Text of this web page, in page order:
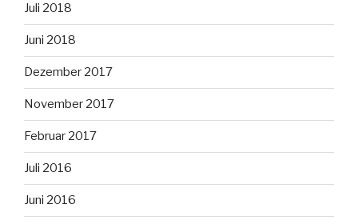
Juli 2018
Juni 2018
Dezember 2017
November 2017
Februar 2017
Juli 2016
Juni 2016